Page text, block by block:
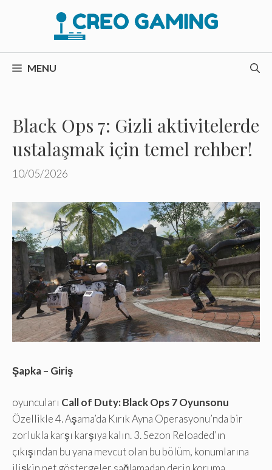
MENU
Black Ops 7: Gizli aktivitelerde
ustalaşmak için temel rehber!
10/05/2026
Şapka – Giriş
oyuncuları Call of Duty: Black Ops 7 Oyunsonu
Özellikle 4. Aşama’da Kırık Ayna Operasyonu’nda bir
zorlukla karşı karşıya kalın. 3. Sezon Reloaded’ın
çıkışından bu yana mevcut olan bu bölüm, konumlarına